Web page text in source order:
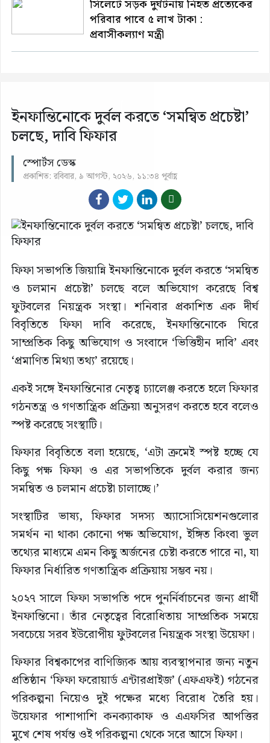
সিলেটে সড়ক দুর্ঘটনায় নিহত প্রত্যেকের
পরিবার পাবে ৫ লাখ টাকা :
প্রবাসীকল্যাণ মন্ত্রী
ইনফান্তিনোকে দুর্বল করতে ‘সমন্বিত প্রচেষ্টা’
চলছে, দাবি ফিফার
স্পোর্টস ডেস্ক
প্রকাশিত: রবিবার, ৯ আগস্ট, ২০২৬, ১১:৩৪ পূর্বাহ্ণ
ফিফা সভাপতি জিয়ান্নি ইনফান্তিনোকে দুর্বল করতে ‘সমন্বিত
ও চলমান প্রচেষ্টা’ চলছে বলে অভিযোগ করেছে বিশ্ব
ফুটবলের নিয়ন্ত্রক সংস্থা। শনিবার প্রকাশিত এক দীর্ঘ
বিবৃতিতে ফিফা দাবি করেছে, ইনফান্তিনোকে ঘিরে
সাম্প্রতিক কিছু অভিযোগ ও সংবাদে ‘ভিত্তিহীন দাবি’ এবং
‘প্রমাণিত মিথ্যা তথ্য’ রয়েছে।
একই সঙ্গে ইনফান্তিনোর নেতৃত্ব চ্যালেঞ্জ করতে হলে ফিফার
গঠনতন্ত্র ও গণতান্ত্রিক প্রক্রিয়া অনুসরণ করতে হবে বলেও
স্পষ্ট করেছে সংস্থাটি।
ফিফার বিবৃতিতে বলা হয়েছে, ‘এটা ক্রমেই স্পষ্ট হচ্ছে যে
কিছু পক্ষ ফিফা ও এর সভাপতিকে দুর্বল করার জন্য
সমন্বিত ও চলমান প্রচেষ্টা চালাচ্ছে।’
সংস্থাটির ভাষ্য, ফিফার সদস্য অ্যাসোসিয়েশনগুলোর
সমর্থন না থাকা কোনো পক্ষ অভিযোগ, ইঙ্গিত কিংবা ভুল
তথ্যের মাধ্যমে এমন কিছু অর্জনের চেষ্টা করতে পারে না, যা
ফিফার নির্ধারিত গণতান্ত্রিক প্রক্রিয়ায় সম্ভব নয়।
২০২৭ সালে ফিফা সভাপতি পদে পুনর্নির্বাচনের জন্য প্রার্থী
ইনফান্তিনো। তাঁর নেতৃত্বের বিরোধিতায় সাম্প্রতিক সময়ে
সবচেয়ে সরব ইউরোপীয় ফুটবলের নিয়ন্ত্রক সংস্থা উয়েফা।
ফিফার বিশ্বকাপের বাণিজ্যিক আয় ব্যবস্থাপনার জন্য নতুন
প্রতিষ্ঠান ‘ফিফা ফরোয়ার্ড এন্টারপ্রাইজ’ (এফএফই) গঠনের
পরিকল্পনা নিয়েও দুই পক্ষের মধ্যে বিরোধ তৈরি হয়।
উয়েফার পাশাপাশি কনক্যাকাফ ও এএফসির আপত্তির
মুখে শেষ পর্যন্ত ওই পরিকল্পনা থেকে সরে আসে ফিফা।